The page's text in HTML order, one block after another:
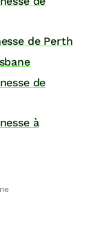
de Perth
de
à